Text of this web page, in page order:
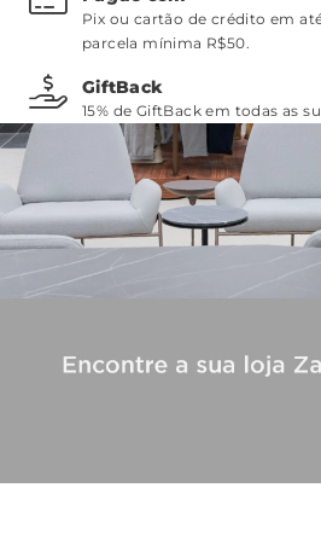
Pix ou cartão de crédito em
parcela mínima R$50.
GiftBack
15% de GiftBack em todas as